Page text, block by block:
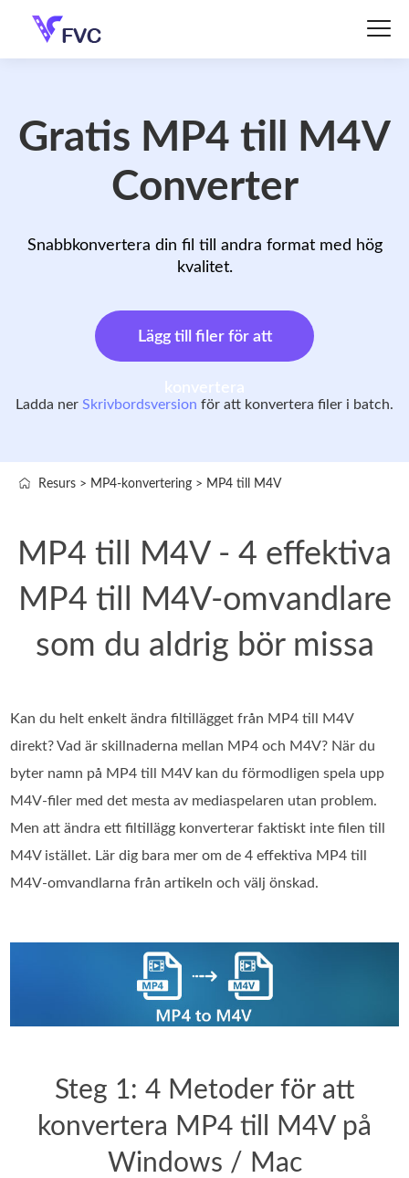
Gratis MP4 till M4V
Converter
Snabbkonvertera din fil till andra format med hög
kvalitet.
Lägg till filer för att
konvertera
Ladda ner Skrivbordsversion för att konvertera filer i batch.
Resurs > MP4-konvertering > MP4 till M4V
MP4 till M4V - 4 effektiva
MP4 till M4V-omvandlare
som du aldrig bör missa
Kan du helt enkelt ändra filtillägget från MP4 till M4V
direkt? Vad är skillnaderna mellan MP4 och M4V? När du
byter namn på MP4 till M4V kan du förmodligen spela upp
M4V-filer med det mesta av mediaspelaren utan problem.
Men att ändra ett filtillägg konverterar faktiskt inte filen till
M4V istället. Lär dig bara mer om de 4 effektiva MP4 till
M4V-omvandlarna från artikeln och välj önskad.
Steg 1: 4 Metoder för att
konvertera MP4 till M4V på
Windows / Mac